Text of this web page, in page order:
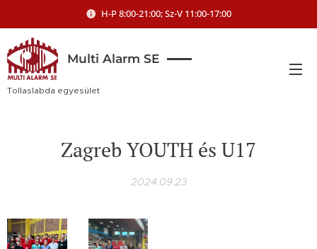
H-P 8:00-21:00; Sz-V 11:00-17:00
Multi Alarm SE
Tollaslabda egyesület
Zagreb YOUTH és U17
2024.09.23